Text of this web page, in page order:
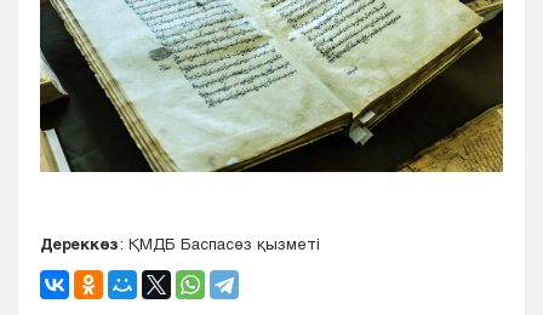
Дереккөз: ҚМДБ Баспасөз қызметі